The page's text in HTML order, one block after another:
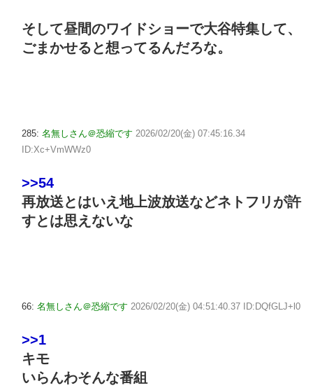
そして昼間のワイドショーで大谷特集して、
ごまかせると想ってるんだろな。
285: 名無しさん＠恐縮です 2026/02/20(金) 07:45:16.34
ID:Xc+VmWWz0
>>54
再放送とはいえ地上波放送などネトフリが許
すとは思えないな
66: 名無しさん＠恐縮です 2026/02/20(金) 04:51:40.37 ID:DQfGLJ+l0
>>1
キモ
いらんわそんな番組